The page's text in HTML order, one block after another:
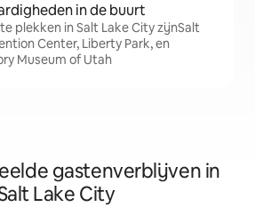
in de buurt
plekken in Salt Lake City zijnSalt
Center, Liberty Park, en
Museum of Utah
gastenverblijven in
Lake City